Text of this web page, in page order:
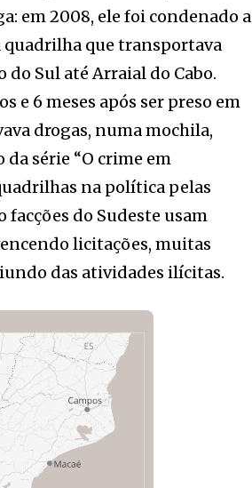
em 2008, ele foi condenado a
quadrilha que transportava
do Sul até Arraial do Cabo.
e 6 meses após ser preso em
drogas, numa mochila,
da série “O crime em
na política pelas
facções do Sudeste usam
licitações, muitas
das atividades ilícitas.